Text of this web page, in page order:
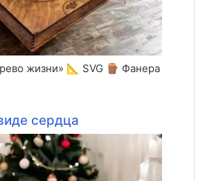
жизни» 📐 SVG 🪵 Фанера
сердца